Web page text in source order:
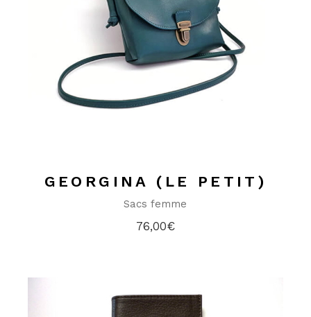
GEORGINA (LE PETIT)
Sacs femme
76,00€